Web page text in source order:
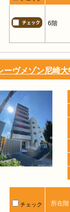
6階
ーヴメゾン尼崎
チェック 所在階